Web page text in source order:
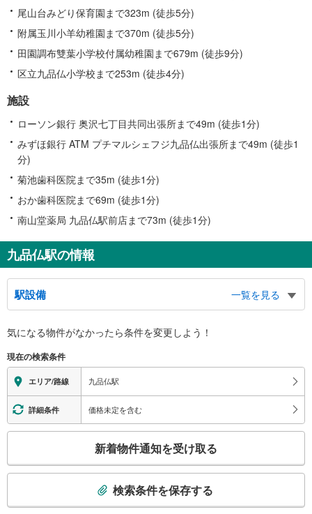
尾山台みどり保育園まで323m (徒歩5分)
附属玉川小羊幼稚園まで370m (徒歩5分)
田園調布雙葉小学校付属幼稚園まで679m (徒歩9分)
区立九品仏小学校まで253m (徒歩4分)
施設
ローソン銀行 奥沢七丁目共同出張所まで49m (徒歩1分)
みずほ銀行 ATM プチマルシェフジ九品仏出張所まで49m (徒歩1
分)
菊池歯科医院まで35m (徒歩1分)
おか歯科医院まで69m (徒歩1分)
南山堂薬局 九品仏駅前店まで73m (徒歩1分)
九品仏駅の情報
駅設備
一覧を見る
※段差なしでの移動経路
地上⇔改札⇔ホーム：○
トイレ
《多機能トイレ》
・ホーム上
スロープ
・ＡＥＤ
気になる物件がなかったら条件を変更しよう！
現在の検索条件
エリア/路線 九品仏駅
詳細条件 価格未定を含む
検
新着物件通知を受け取る
検索条件を保存する